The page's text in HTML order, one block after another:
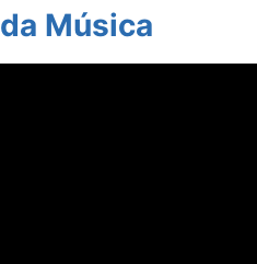
da Música